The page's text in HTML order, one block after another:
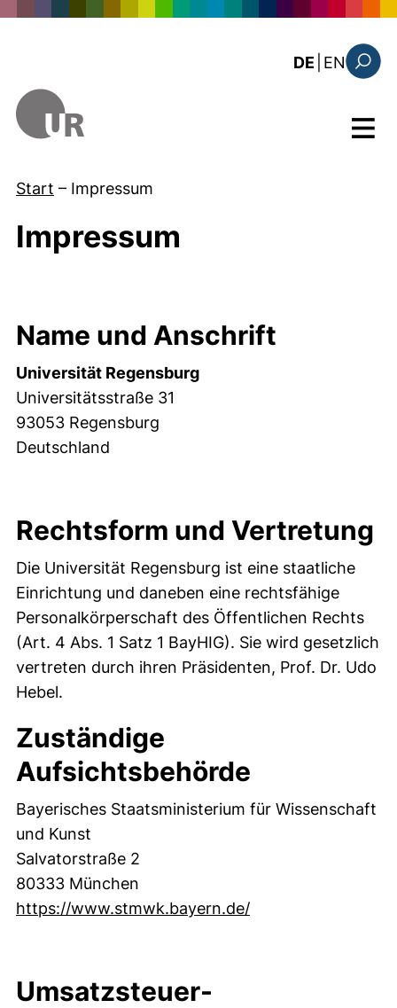
DE EN: this
Menü
Start – Impressum
Impressum
Name und Anschrift
Universität Regensburg
Universitätsstraße 31
93053 Regensburg
Deutschland
Rechtsform und Vertretung
Die Universität Regensburg ist eine staatliche
Einrichtung und daneben eine rechtsfähige
Personalkörperschaft des Öffentlichen Rechts
(Art. 4 Abs. 1 Satz 1 BayHIG). Sie wird gesetzlich
vertreten durch ihren Präsidenten, Prof. Dr. Udo
Hebel.
Zuständige
Aufsichtsbehörde
Bayerisches Staatsministerium für Wissenschaft
und Kunst
Salvatorstraße 2
80333 München
https://www.stmwk.bayern.de/(externer Link,
Umsatzsteuer-